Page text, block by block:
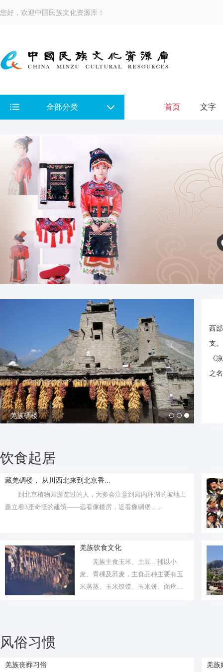
您好，欢迎中国民族文化资源库！
全部分类 首页 文字
羌族碉楼
西
支
《
之
饮食起居
藏羌碉楼， 从川西北来到北京香...
到北京植物园游览过的人，大多会注意到园内环湖的坡地上
矗立着3座奇怪的建筑——远看像楼房，近看像碉堡，...
羌族饮食文化
羌族主食玉米、土豆，辅以小
麦、青稞及荞麦，主食品种主要有玉
米蒸蒸、玉米馍馍、玉米饼、面疙
风俗习惯
羌族丧葬习俗
羌族